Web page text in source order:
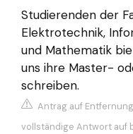
Studierenden der
Elektrotechnik,
und Mathematik
uns ihre Master-
schreiben.
Antrag auf
vollständige Antwort auf